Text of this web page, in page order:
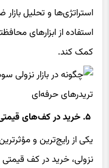
استراتژی‌ها و تحلیل
استفاده از ابزارهای
کمک کند.
۵. خرید در کف‌های قیمتی (Buy the Dip)
یکی از رایج‌ترین و
نزولی، خرید در کف